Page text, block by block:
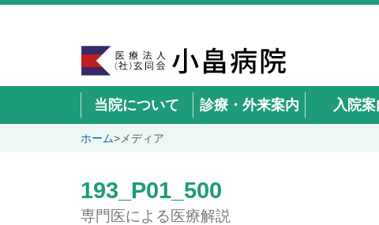
当院について 診療・外来案内 入院案
ホーム> メディア
193_P01_500
専門医による医療解説